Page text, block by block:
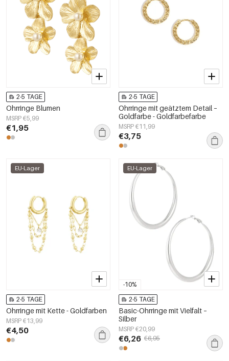
2-5 TAGE
Ohrringe Blumen
MSRP €5,99
€1,95
2-5 TAGE
Ohrringe mit geätztem Detail –
Goldfarbe - Goldfarbefarbe
MSRP €11,99
€3,75
EU-Lager
2-5 TAGE
Ohrringe mit Kette - Goldfarben
MSRP €13,99
€4,50
-10%
EU-Lager
2-5 TAGE
Basic-Ohrringe mit Vielfalt –
Silber
MSRP €20,99
€6,26 €6,95